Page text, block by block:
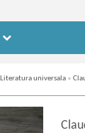
Literatura universala »